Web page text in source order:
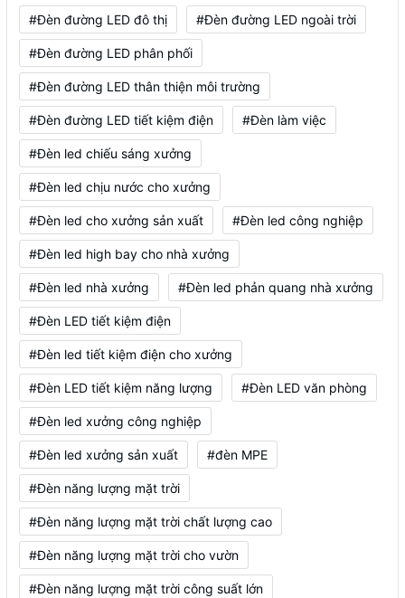
#Đèn đường LED đô thị #Đèn đường LED ngoài trời
#Đèn đường LED phân phối
#Đèn đường LED thân thiện môi trường
#Đèn đường LED tiết kiệm điện #Đèn làm việc
#Đèn led chiếu sáng xưởng
#Đèn led chịu nước cho xưởng
#Đèn led cho xưởng sản xuất #Đèn led công nghiệp
#Đèn led high bay cho nhà xưởng
#Đèn led nhà xưởng #Đèn led phản quang nhà xưởng
#Đèn LED tiết kiệm điện
#Đèn led tiết kiệm điện cho xưởng
#Đèn LED tiết kiệm năng lượng #Đèn LED văn phòng
#Đèn led xưởng công nghiệp
#Đèn led xưởng sản xuất #đèn MPE
#Đèn năng lượng mặt trời
#Đèn năng lượng mặt trời chất lượng cao
#Đèn năng lượng mặt trời cho vườn
#Đèn năng lượng mặt trời công suất lớn